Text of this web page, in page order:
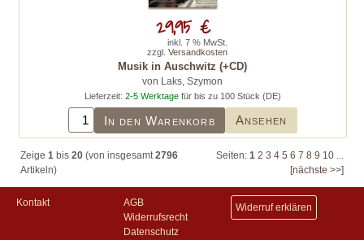
Musik in Auschwitz (+CD)
von Laks, Szymon
Lieferzeit: 2-5 Werktagefür bis zu 100 Stück (DE)
In den Warenkorb Ansehen
29,95 €
inkl. 7 % MwSt.
zzgl. Versandkosten
Zeige 1 bis 20 (von insgesamt2796
Artikeln)
Seiten: 1 2 3 4 5 6 7 8 9 10 ...
[nächste >>]
Kontakt
AGB
Widerrufsrecht
Datenschutz
Widerruf erklären